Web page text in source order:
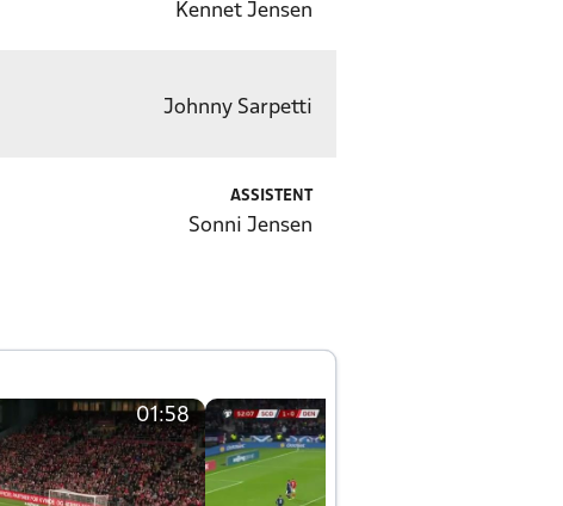
Kennet Jensen
Johnny Sarpetti
ASSISTENT
Sonni Jensen
01:58